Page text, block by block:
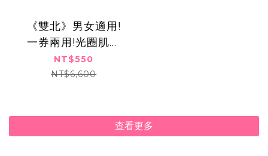
《雙北》男女適用!
一券兩用!光圈肌養
成!杏仁靚顏x美妍肌
泌,550元
NT$550
NT$6,600
查看更多